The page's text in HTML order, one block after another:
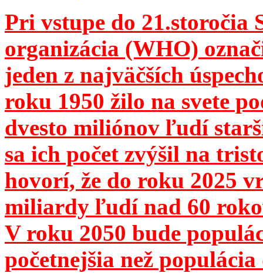
Pri vstupe do 21.storočia
organizácia (WHO)
jeden z najväčších
roku 1950 žilo na svete
dvesto miliónov ľudí
sa ich počet zvýšil na
hovorí, že do roku 2025
miliardy ľudí nad 60
V roku 2050 bude
početnejšia než